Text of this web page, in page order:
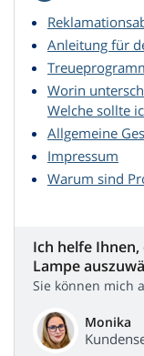
Anleitung für
Worin
Welche sollte
Allgemeine
Impressum
Warum sind
Ich helfe Ihnen,
Lampe
Sie können mich
Monika